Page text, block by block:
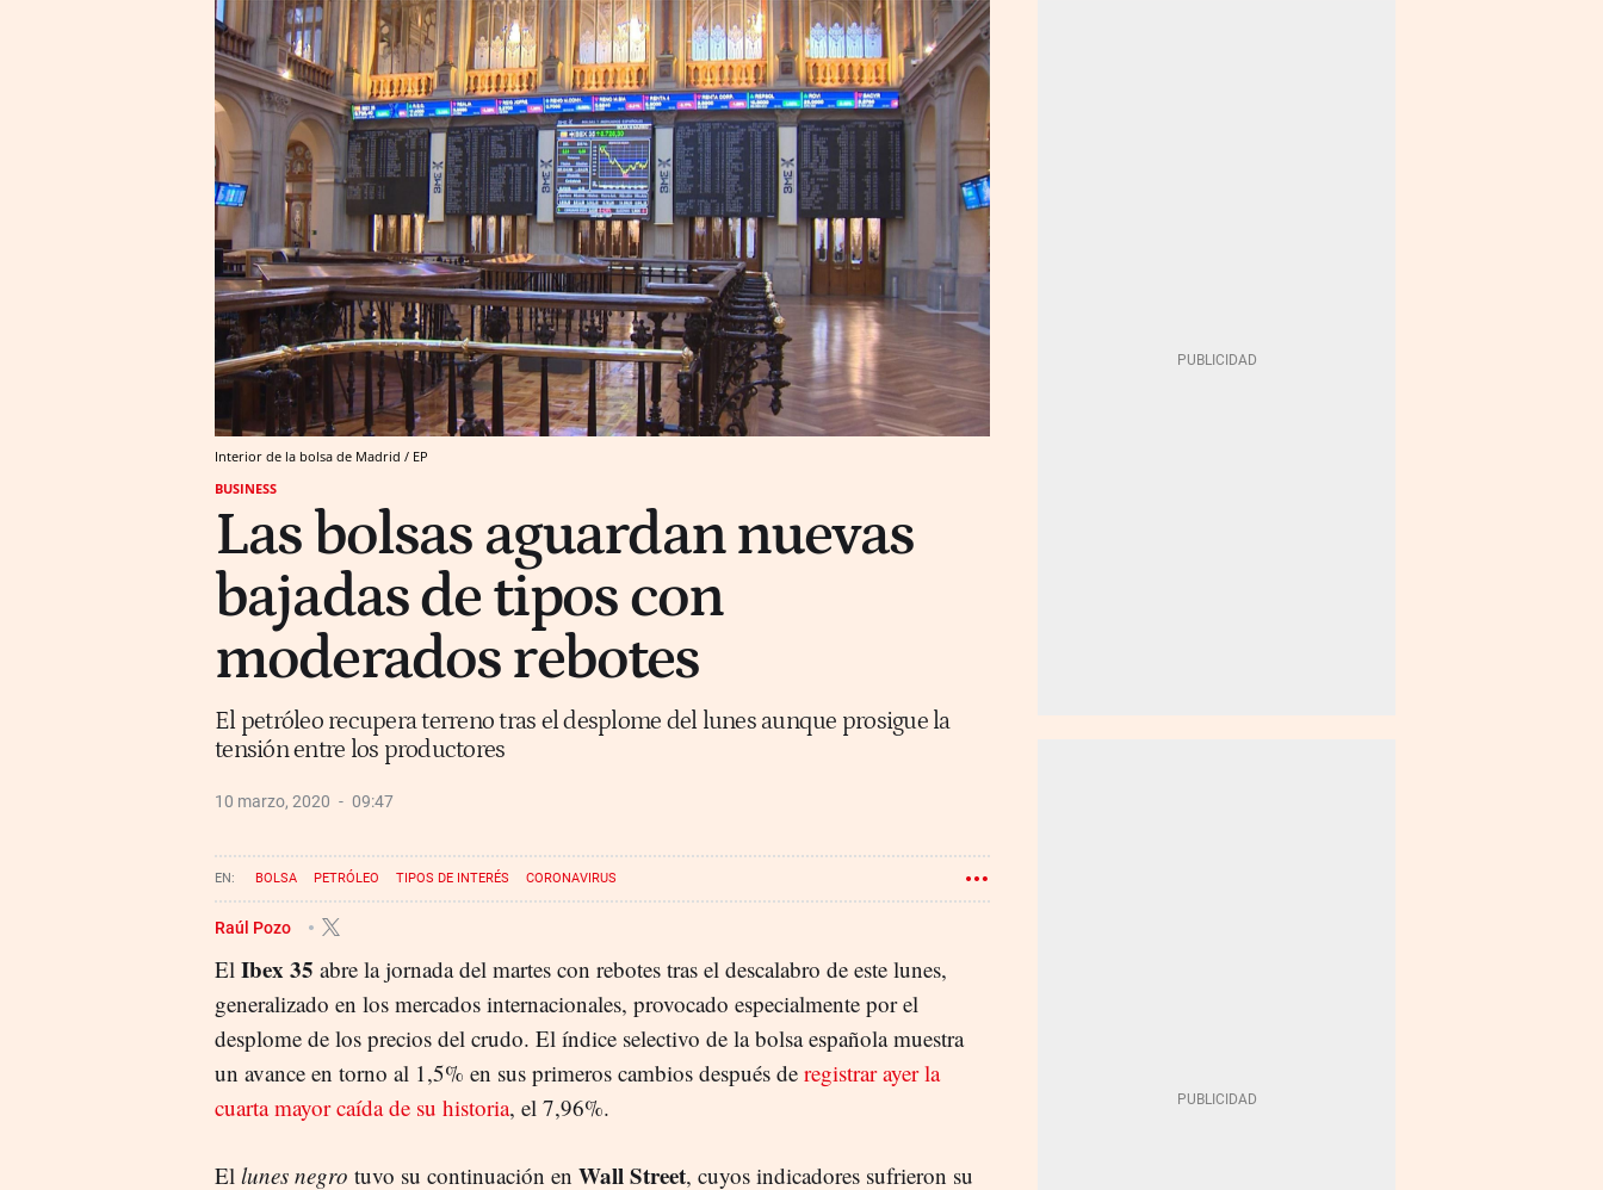
Interior de la bolsa de Madrid / EP
BUSINESS
Las bolsas aguardan nuevas
bajadas de tipos con
moderados rebotes
El petróleo recupera terreno tras el desplome del lunes aunque prosigue la
tensión entre los productores
10 marzo, 2020 09:47
BOLSA PETRÓLEO TIPOS DE INTERÉS CORONAVIRUS
Raúl Pozo
El Ibex 35 abre la jornada del martes con rebotes tras el descalabro de este lunes,
generalizado en los mercados internacionales, provocado especialmente por el
desplome de los precios del crudo. El índice selectivo de la bolsa española muestra
un avance en torno al 1,5% en sus primeros cambios después de registrar ayer la
cuarta mayor caída de su historia, el 7,96%.
El lunes negro tuvo su continuación en Wall Street, cuyos indicadores sufrieron su